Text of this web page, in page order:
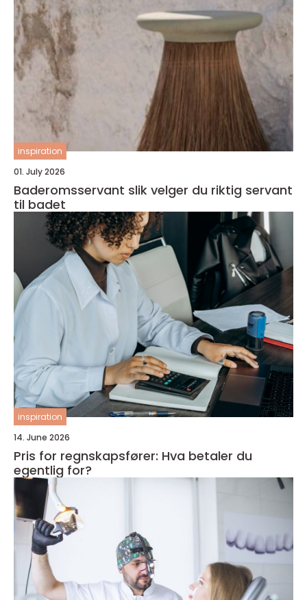
inspiration
01. July 2026
Baderomsservant slik velger du riktig servant
til badet
inspiration
14. June 2026
Pris for regnskapsfører: Hva betaler du
egentlig for?